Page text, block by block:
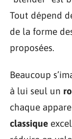
Tout dépend
de la forme
proposées.
Beaucoup
à lui seul un
chaque
classique